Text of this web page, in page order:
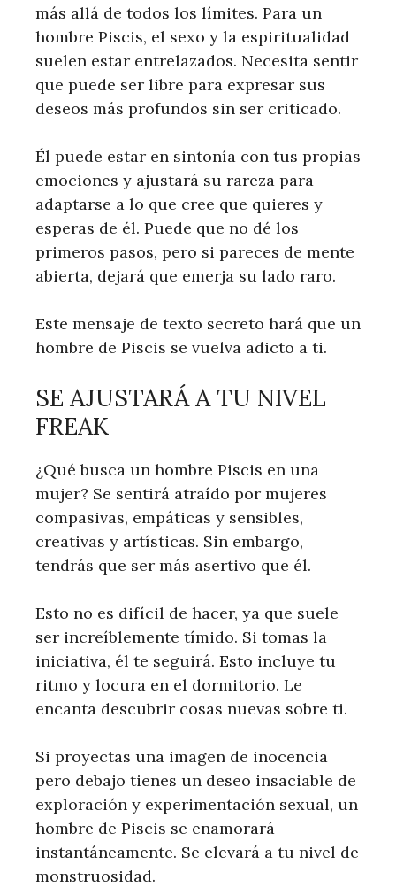
más allá de todos los límites. Para un
hombre Piscis, el sexo y la espiritualidad
suelen estar entrelazados. Necesita sentir
que puede ser libre para expresar sus
deseos más profundos sin ser criticado.
Él puede estar en sintonía con tus propias
emociones y ajustará su rareza para
adaptarse a lo que cree que quieres y
esperas de él. Puede que no dé los
primeros pasos, pero si pareces de mente
abierta, dejará que emerja su lado raro.
Este mensaje de texto secreto hará que un
hombre de Piscis se vuelva adicto a ti.
SE AJUSTARÁ A TU NIVEL
FREAK
¿Qué busca un hombre Piscis en una
mujer? Se sentirá atraído por mujeres
compasivas, empáticas y sensibles,
creativas y artísticas. Sin embargo,
tendrás que ser más asertivo que él.
Esto no es difícil de hacer, ya que suele
ser increíblemente tímido. Si tomas la
iniciativa, él te seguirá. Esto incluye tu
ritmo y locura en el dormitorio. Le
encanta descubrir cosas nuevas sobre ti.
Si proyectas una imagen de inocencia
pero debajo tienes un deseo insaciable de
exploración y experimentación sexual, un
hombre de Piscis se enamorará
instantáneamente. Se elevará a tu nivel de
monstruosidad.